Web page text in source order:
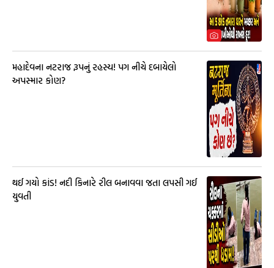
મહાદેવના નટરાજ રૂપનું રહસ્ય! પગ નીચે દબાયેલો
અપસ્માર કોણ?
થઈ ગયો કાંડ! નદી કિનારે રીલ બનાવવા જતા લપસી ગઈ
યુવતી